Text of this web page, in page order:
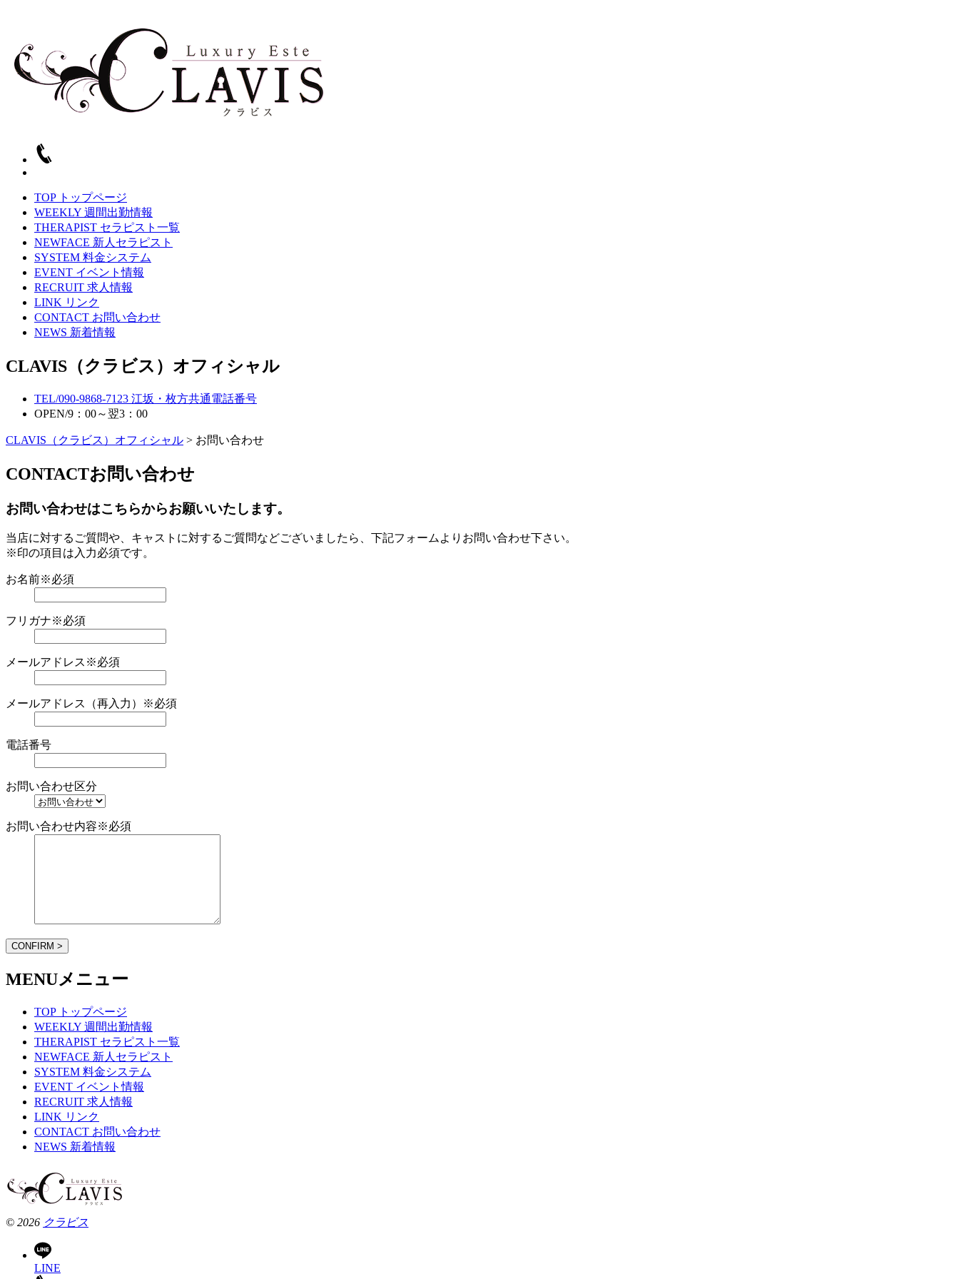
TOP トップページ
WEEKLY 週間出勤情報
THERAPIST セラピスト一覧
NEWFACE 新人セラピスト
SYSTEM 料金システム
EVENT イベント情報
RECRUIT 求人情報
LINK リンク
CONTACT お問い合わせ
NEWS 新着情報
CLAVIS（クラビス）オフィシャル
TEL/090-9868-7123 江坂・枚方共通電話番号
OPEN/9：00～翌3：00
CLAVIS（クラビス）オフィシャル > お問い合わせ
CONTACTお問い合わせ
お問い合わせはこちらからお願いいたします。
当店に対するご質問や、キャストに対するご質問などございましたら、下記フォームよりお問い合わせ下さい。
※印の項目は入力必須です。
お名前※必須
フリガナ※必須
メールアドレス ※必須
メールアドレス（再入力） ※必須
電話番号
お問い合わせ区分
お問い合わせ内容※必須
CONFIRM >
MENUメニュー
TOP トップページ
WEEKLY 週間出勤情報
THERAPIST セラピスト一覧
NEWFACE 新人セラピスト
SYSTEM 料金システム
EVENT イベント情報
RECRUIT 求人情報
LINK リンク
CONTACT お問い合わせ
NEWS 新着情報
© 2026 クラビス
LINE